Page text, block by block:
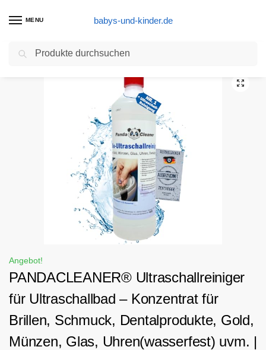
MENU babys-und-kinder.de
Start Sterilisator Produkte PANDACLEANER® Ultraschallreiniger für Ultraschallbad – Konzentrat für Brillen, Schmuck, Dentalprodukte, Gold, Münzen, Glas, Uhren(wasserfest) uvm. | 1000ml
Angebot!
PANDACLEANER® Ultraschallreiniger
für Ultraschallbad – Konzentrat für
Brillen, Schmuck, Dentalprodukte, Gold,
Münzen, Glas, Uhren(wasserfest) uvm. |